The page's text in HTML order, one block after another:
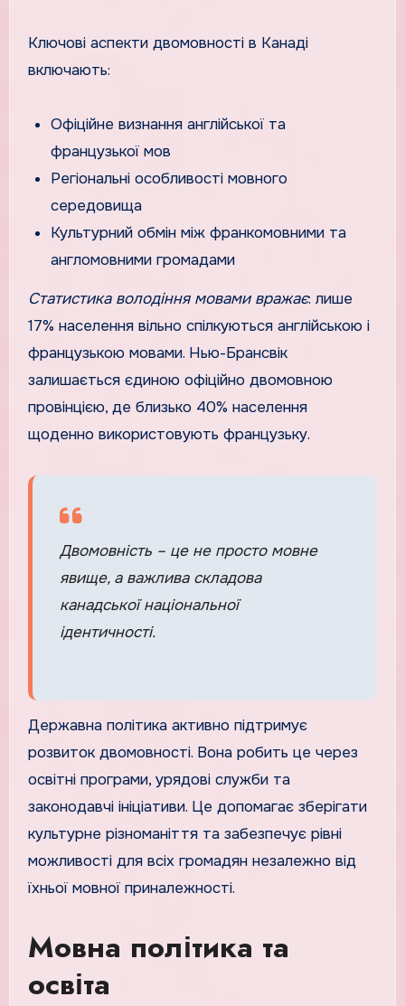
Ключові аспекти двомовності в Канаді
включають:
Офіційне визнання англійської та
французької мов
Регіональні особливості мовного
середовища
Культурний обмін між франкомовними та
англомовними громадами
Статистика володіння мовами вражає: лише
17% населення вільно спілкуються англійською і
французькою мовами. Нью-Брансвік
залишається єдиною офіційно двомовною
провінцією, де близько 40% населення
щоденно використовують французьку.
Двомовність – це не просто мовне
явище, а важлива складова
канадської національної
ідентичності.
Державна політика активно підтримує
розвиток двомовності. Вона робить це через
освітні програми, урядові служби та
законодавчі ініціативи. Це допомагає зберігати
культурне різноманіття та забезпечує рівні
можливості для всіх громадян незалежно від
їхньої мовної приналежності.
Мовна політика та
освіта